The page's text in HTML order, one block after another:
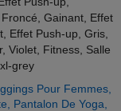
Pour Femmes,
Pantalon De Yoga,